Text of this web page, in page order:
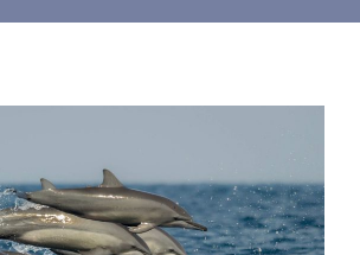
CONTATTI